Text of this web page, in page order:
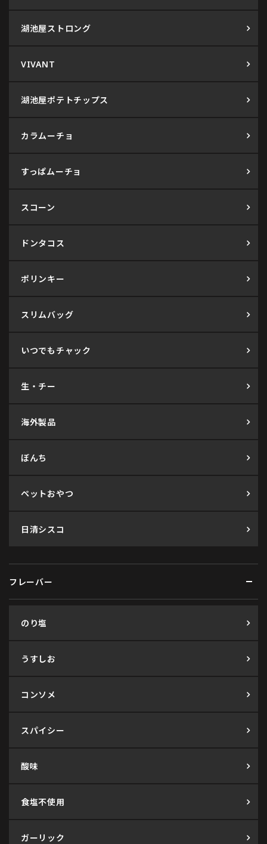
湖池屋ストロング
VIVANT
湖池屋ポテトチップス
カラムーチョ
すっぱムーチョ
スコーン
ドンタコス
ポリンキー
スリムバッグ
いつでもチャック
生・チー
海外製品
ぼんち
ペットおやつ
日清シスコ
フレーバー
のり塩
うすしお
コンソメ
スパイシー
酸味
食塩不使用
ガーリック